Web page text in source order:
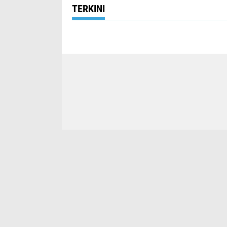
TERKINI